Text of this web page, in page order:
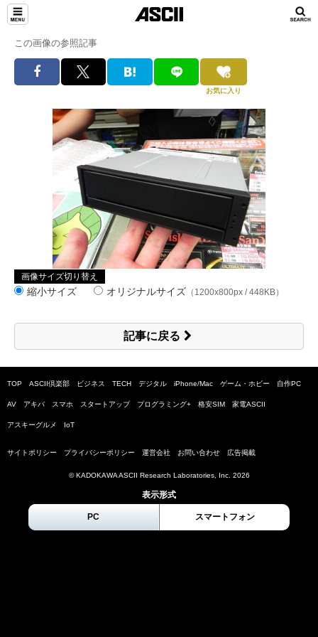
この画像の参照記事
お気に入り
画像サイズ切り替え
縮小サイズ オリジナルサイズ （1200x800px / 448KB）
記事に戻る
TOP ASCII倶楽部 ビジネス TECH デジタル iPhone/Mac ゲーム・ホビー 自作PC
AV アキバ スマホ スタートアップ プログラミング+ 格安SIM 家電ASCII
アスキーグルメ IoT
サイトポリシー プライバシーポリシー 運営会社 お問い合わせ 広告掲載
© KADOKAWA ASCII Research Laboratories, Inc. 2026
表示形式
PC スマートフォン